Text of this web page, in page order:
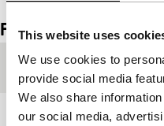
This website uses
We use cookies to
provide social media
We also share
our social media,
Ingesloten inhoud
Film details
Productieland
Jaar 2021